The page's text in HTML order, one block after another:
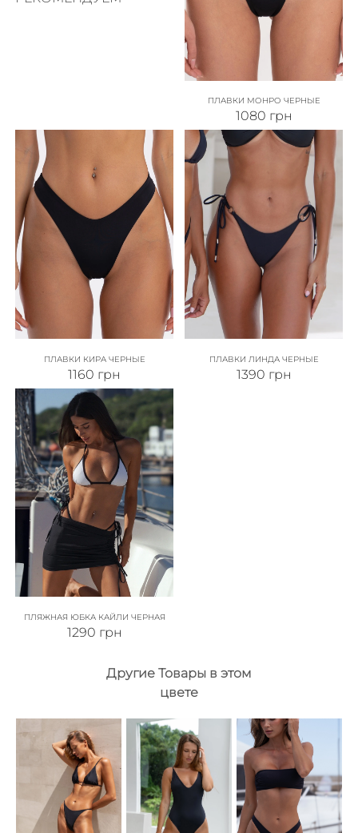
ПЛАВКИ МОНРО ЧЕРНЫЕ
1080 грн
ПЛАВКИ КИРА ЧЕРНЫЕ
1160 грн
ПЛАВКИ ЛИНДА ЧЕРНЫЕ
1390 грн
ПЛЯЖНАЯ ЮБКА КАЙЛИ ЧЕРНАЯ
1290 грн
Другие Товары в этом
цвете